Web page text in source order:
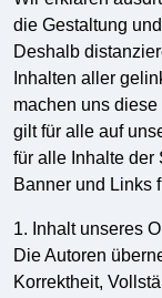
die Gestaltung
Deshalb
Inhalten aller
machen uns
gilt für alle auf
für alle Inhalte der
Banner und Links
1. Inhalt unseres
Die Autoren
Korrektheit,